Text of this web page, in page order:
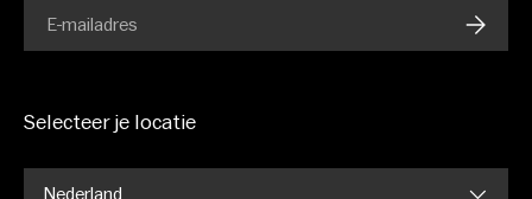
E-mail
Selecteer je locatie
Nederland